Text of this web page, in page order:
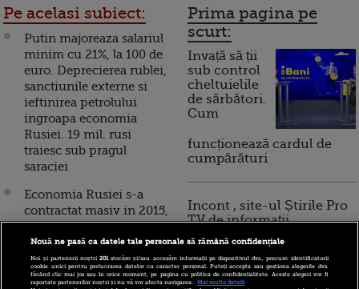
Pe acelasi subiect:
Putin majoreaza salariul
minim cu 21%, la 100 de
euro. Deprecierea rublei,
sanctiunile externe si
ieftinirea petrolului
ingroapa economia
Rusiei. 19 mil. rusi
traiesc sub pragul
saraciei
Economia Rusiei s-a
contractat masiv in 2015,
ca urmare a scaderii
pretului petrolului si a
sanctiunilor externe
Prima pagina pe
scurt:
Invață să ții
sub control
cheltuielile
de sărbători.
Cum
funcționează cardul de
cumpărături
Incont , site-ul Știrile Pro
TV de informații
economice și educație
financiară, a devenit iBani
Nouă ne pasă ca datele tale personale să rămână confidențiale
Noi și partenerii noștri201stocăm și/sau accesăm informații pe dispozitivul dvs., precum identificatorii
cookie unici pentru prelucrarea datelor cu caracter personal. Puteți accepta sau gestiona alegerile dvs.
făcând clic mai jos sau în orice moment, pe pagina cu politica de confidențialitate. Aceste alegeri vor fi
raportate partenerilor noștri și nu vă vor afecta navigarea.
Mai multe detalii